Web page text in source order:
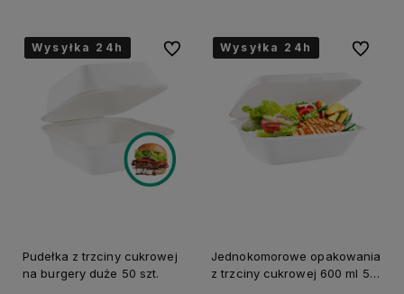
Wysyłka 24h
Wysyłka 24h
Wysyłka 24h
Wysyłka 24h
Pudełka z trzciny cukrowej
na burgery duże 50 szt.
Do ulubionychWysyłka 24h
Wysyłka 24h
Wysyłka 24h
Wysyłka 24h
Jednokomorowe opakowania
z trzciny cukrowej 600 ml 50
Do